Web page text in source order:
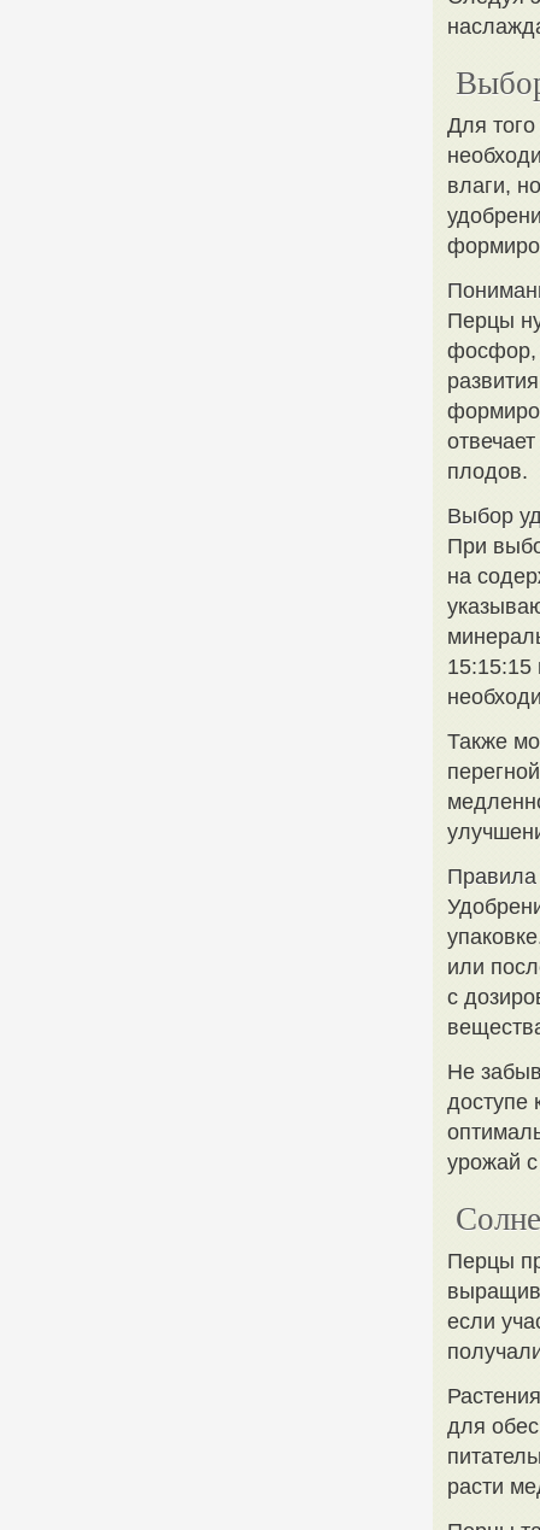
Для
влаги,
Перцы
фосфор,
плодов.
Выбор
При
на
15:15:15
Также
Правила
или
с
Не
доступе
урожай
Перцы
если
для
расти